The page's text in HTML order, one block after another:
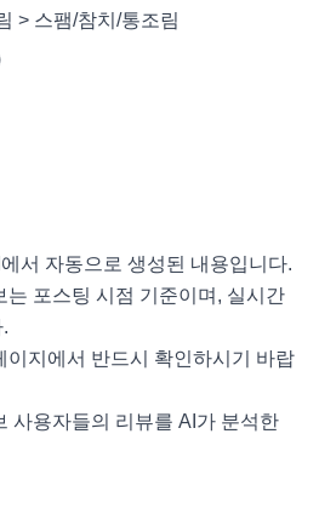
> 스팸/참치/통조림
서 자동으로 생성된 내용입니다.
포스팅 시점 기준이며, 실시간
지에서 반드시 확인하시기 바랍
사용자들의 리뷰를 AI가 분석한